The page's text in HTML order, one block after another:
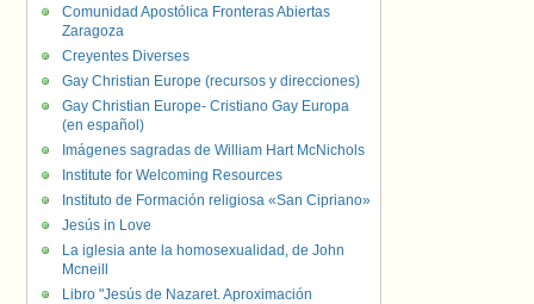
Comunidad Apostólica Fronteras Abiertas
Zaragoza
Creyentes Diverses
Gay Christian Europe (recursos y direcciones)
Gay Christian Europe- Cristiano Gay Europa
(en español)
Imágenes sagradas de William Hart McNichols
Institute for Welcoming Resources
Instituto de Formación religiosa «San Cipriano»
Jesús in Love
La iglesia ante la homosexualidad, de John
Mcneill
Libro "Jesús de Nazaret. Aproximación